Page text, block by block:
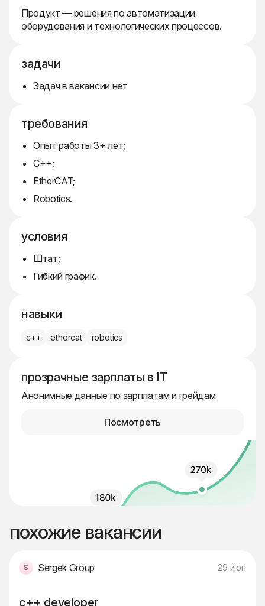
Продукт — решения по автоматизации
оборудования и технологических процессов.
задачи
Задач в вакансии нет
требования
Опыт работы 3+ лет;
C++;
EtherCAT;
Robotics.
условия
Штат;
Гибкий график.
навыки
c++ ethercat robotics
прозрачные зарплаты в IT
Анонимные данные по зарплатам и грейдам
Посмотреть
похожие вакансии
Sergek Group 29 июн
c++ developer